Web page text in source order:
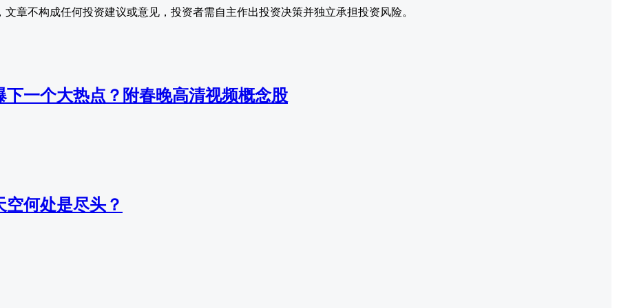
章不构成任何投资建议或意见，投资者需自主作出投资决策并独立承担投资风险。
下一个大热点？附春晚高清视频概念股
空何处是尽头？